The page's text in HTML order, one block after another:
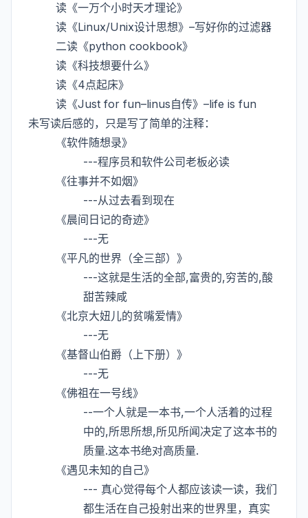
读《一万个小时天才理论》
读《Linux/Unix设计思想》–写好你的过滤器
二读《python cookbook》
读《科技想要什么》
读《4点起床》
读《Just for fun–linus自传》–life is fun
未写读后感的，只是写了简单的注释：
《软件随想录》
---程序员和软件公司老板必读
《往事并不如烟》
---从过去看到现在
《晨间日记的奇迹》
---无
《平凡的世界（全三部）》
---这就是生活的全部,富贵的,穷苦的,酸
甜苦辣咸
《北京大妞儿的贫嘴爱情》
---无
《基督山伯爵（上下册）》
---无
《佛祖在一号线》
--一个人就是一本书,一个人活着的过程
中的,所思所想,所见所闻决定了这本书的
质量.这本书绝对高质量.
《遇见未知的自己》
--- 真心觉得每个人都应该读一读，我们
都生活在自己投射出来的世界里，真实